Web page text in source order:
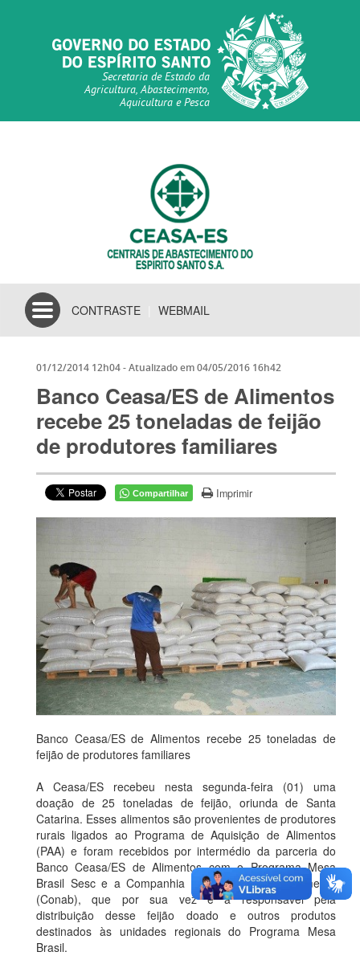
Secretaria de Estado da
Agricultura, Abastecimento,
Aquicultura e Pesca
Toggle
navigation
CONTRASTE WEBMAIL
01/12/2014 12h04- Atualizado em04/05/2016 16h42
Banco Ceasa/ES de Alimentos
recebe 25 toneladas de feijão
de produtores familiares
Compartilhar Imprimir
Banco Ceasa/ES de Alimentos recebe 25 toneladas de
feijão de produtores familiares
A Ceasa/ES recebeu nesta segunda-feira (01) uma
doação de 25 toneladas de feijão, oriunda de Santa
Catarina. Esses alimentos são provenientes de produtores
rurais ligados ao Programa de Aquisição de Alimentos
(PAA) e foram recebidos por intermédio da parceria do
Banco Ceasa/ES de Alimentos com o Programa Mesa
Brasil Sesc e a Companhia Nacional de Abastecimento
(Conab), que por sua vez é a responsável pela
distribuição desse feijão doado e outros produtos
destinados às unidades regionais do Programa Mesa
Brasil.